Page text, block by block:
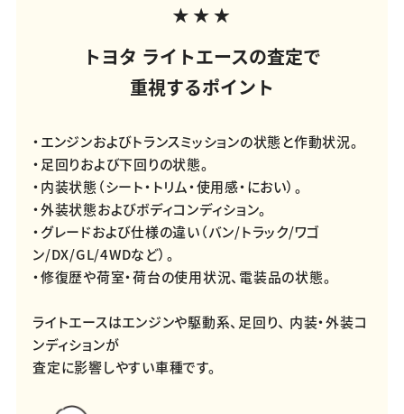
トヨタ ライトエースの査定で
重視するポイント
・エンジンおよびトランスミッションの状態と作動状況。
・足回りおよび下回りの状態。
・内装状態（シート・トリム・使用感・におい）。
・外装状態およびボディコンディション。
・グレードおよび仕様の違い（バン/トラック/ワゴ
ン/DX/GL/4WDなど）。
・修復歴や荷室・荷台の使用状況、電装品の状態。
ライトエースはエンジンや駆動系、足回り、 内装・外装コ
ンディションが
査定に影響しやすい車種です。